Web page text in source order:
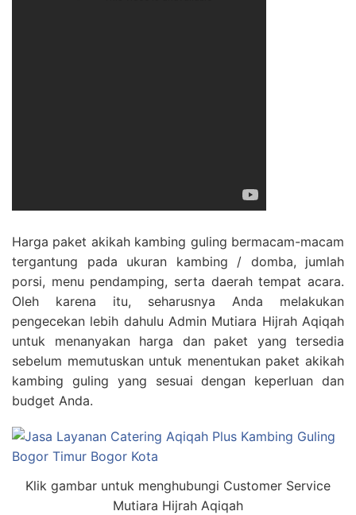
Harga paket akikah kambing guling bermacam-macam
tergantung pada ukuran kambing / domba, jumlah
porsi, menu pendamping, serta daerah tempat acara.
Oleh karena itu, seharusnya Anda melakukan
pengecekan lebih dahulu Admin Mutiara Hijrah Aqiqah
untuk menanyakan harga dan paket yang tersedia
sebelum memutuskan untuk menentukan paket akikah
kambing guling yang sesuai dengan keperluan dan
budget Anda.
Klik gambar untuk menghubungi Customer Service
Mutiara Hijrah Aqiqah